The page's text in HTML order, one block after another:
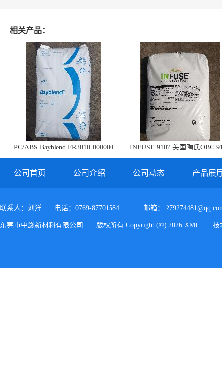
相关产品：
PC/ABS Bayblend FR3010-000000
防火阻燃PC/ABS FR3010 上海科思
INFUSE 9107 美国陶氏OBC
公司首页 公司介绍 公司动态 产品展
联系人：刘洋 电话：0769-87701584 邮箱：
东莞市中灏新材料有限公司 版权所有 Copyright (©) 2026 XML 技